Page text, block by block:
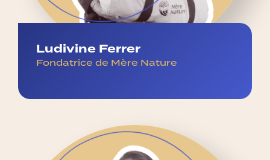
Ludivine Ferrer
Fondatrice de Mère Nature